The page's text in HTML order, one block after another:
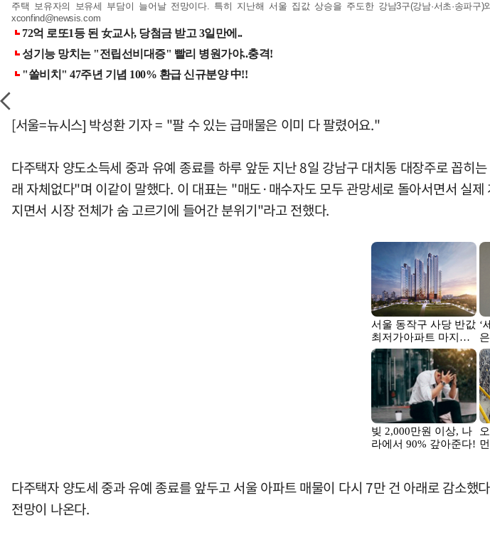
주택 보유자의 보유세 부담이 늘어날 전망이다. 특히 지난해 서울 집값 상승을 주도한 강남3구(강남·서초·송파
xconfind@newsis.com
[서울=뉴시스] 박성환 기자 = "팔 수 있는 급매물은 이미 다 팔렸어요."
다주택자 양도소득세 중과 유예 종료를 하루 앞둔 지난 8일 강남구 대치동 대장주로 꼽히
래 자체없다"며 이같이 말했다. 이 대표는 "매도·매수자도 모두 관망세로 돌아서면서 실
지면서 시장 전체가 숨 고르기에 들어간 분위기"라고 전했다.
다주택자 양도세 중과 유예 종료를 앞두고 서울 아파트 매물이 다시 7만 건 아래로 감소
전망이 나온다.